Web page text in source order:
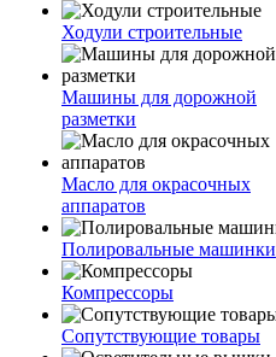
Ходули строительные
Машины для дорожной
разметки
Масло для окрасочных
аппаратов
Полировальные машинки
Компрессоры
Сопутствующие товары